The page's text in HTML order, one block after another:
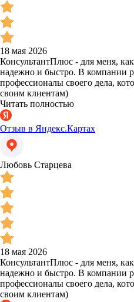
18 мая 2026
КонсультантПлюс - для меня,
надежно и быстро. В компании
профессионалы своего дела,
своим клиентам)
Читать полностью
Отзыв в Яндекс.Картах
Любовь Старцева
18 мая 2026
КонсультантПлюс - для меня,
надежно и быстро. В компании
профессионалы своего дела,
своим клиентам)